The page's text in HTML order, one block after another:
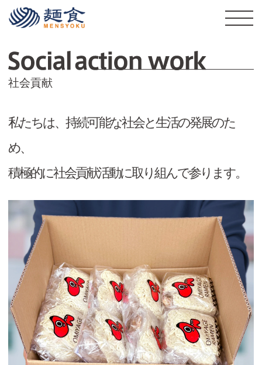
株式会社麺食
社会貢献
私たちは、持続可能な社会と生活の発展のた
め、
積極的に社会貢献活動に取り組んで参ります。